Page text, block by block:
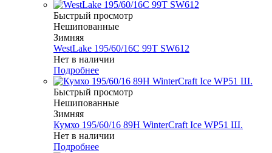
Быстрый просмотр
Нешипованные
Зимняя
WestLake 195/60/16C 99T SW612
Нет в наличии
Подробнее
Быстрый просмотр
Нешипованные
Зимняя
Кумхо 195/60/16 89H WinterCraft Ice WP51 Ш.
Нет в наличии
Подробнее